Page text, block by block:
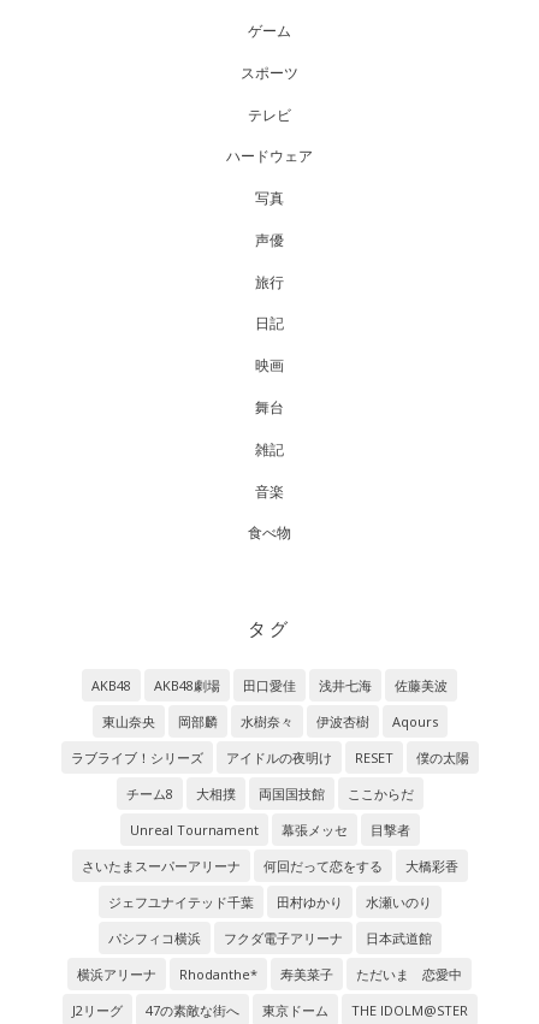
ゲーム
スポーツ
テレビ
ハードウェア
写真
声優
旅行
日記
映画
舞台
雑記
音楽
食べ物
タグ
AKB48 AKB48劇場 田口愛佳 浅井七海
佐藤美波
東山奈央
岡部麟 水樹奈々 伊波杏樹
Aqours
ラブライブ！シリーズ
アイドルの夜明け RESET
僕の太陽
チーム8
大相撲 両国国技館
ここからだ
Unreal Tournament
幕張メッセ
目撃者
さいたまスーパーアリーナ
何回だって恋をする
大橋彩香
ジェフユナイテッド千葉
田村ゆかり
水瀬いのり
パシフィコ横浜
フクダ電子アリーナ
日本武道館
横浜アリーナ
Rhodanthe* 寿美菜子
ただいま 恋愛中
J2リーグ
47の素敵な街へ 東京ドーム
THE IDOLM@STER